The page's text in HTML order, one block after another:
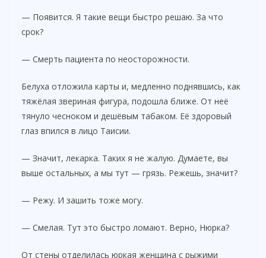
— Появится. Я такие вещи быстро решаю. За что
срок?
— Смерть пациента по неосторожности.
Белуха отложила карты и, медленно поднявшись, как
тяжёлая звериная фигура, подошла ближе. От неё
тянуло чесноком и дешёвым табаком. Её здоровый
глаз впился в лицо Таисии.
— Значит, лекарка. Таких я не жалую. Думаете, вы
выше остальных, а мы тут — грязь. Режешь, значит?
— Режу. И зашить тоже могу.
— Смелая. Тут это быстро ломают. Верно, Нюрка?
От стены отделилась юркая женщина с рыжими